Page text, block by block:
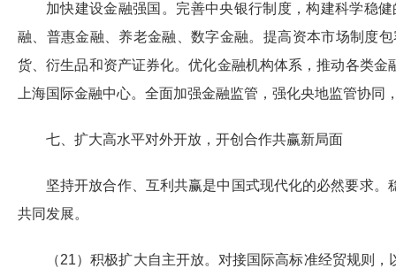
加快建设金融强国。完善中央银行制度，构建科学稳
融、普惠金融、养老金融、数字金融。提高资本市场制度
货、衍生品和资产证券化。优化金融机构体系，推动各类
上海国际金融中心。全面加强金融监管，强化央地监管协
七、扩大高水平对外开放，开创合作共赢新局面
坚持开放合作、互利共赢是中国式现代化的必然要求
共同发展。
（21）积极扩大自主开放。对接国际高标准经贸规则